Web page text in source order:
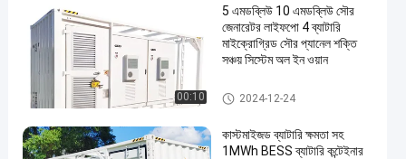
00:10
5 এমডব্লিউ 10 এমডব্লিউ সৌর
জেনারেটর লাইফপো 4 ব্যাটারি
মাইক্রোগ্রিড সৌর প্যানেল শক্তি
সঞ্চয় সিস্টেম অল ইন ওয়ান
কন্টেইনারযুক্ত ব্যাটারি শক্তি সঞ্চয় ব্যবস্থা
2024-12-24
কাস্টমাইজড ব্যাটারি ক্ষমতা সহ
1MWh BESS ব্যাটারি কন্টেইনার